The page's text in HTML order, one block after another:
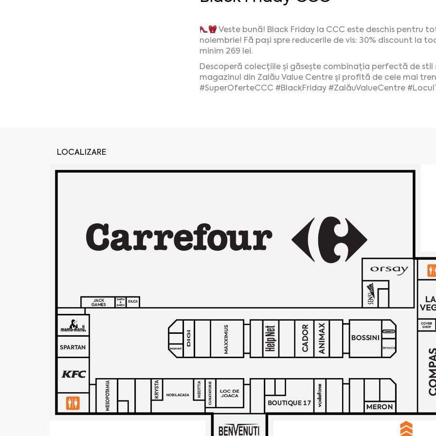
Veste bună! Black Friday la CCC este deschis pentru
noiembrie! Fă pași spre reducerile de vis: 30% discount la
minim 269 lei.
Descoperă colecțiile și găsește combinația perfectă de
magazinul din Zalău Value Centre și profită de cele mai
#SuperOferteCCC #BlackFriday #ZalăuValueCentre
LOCALIZARE